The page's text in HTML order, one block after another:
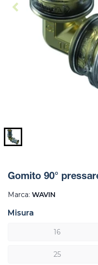
Gomito 90°
Marca: WAVIN
Misura
16
25